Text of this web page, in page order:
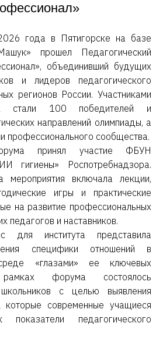
года в Пятигорске на базе
прошел Педагогический
объединивший будущих
и лидеров педагогического
регионов России. Участниками
стали 100 победителей и
направлений олимпиады, а
профессионального сообщества.
принял участие ФБУН
гигиены» Роспотребнадзора.
мероприятия включала лекции,
игры и практические
на развитие профессиональных
педагогов и наставников.
для института представила
специфики отношений в
«глазами» ее ключевых
форума состоялось
школьников с целью выявления
которые современные учащиеся
показатели педагогического